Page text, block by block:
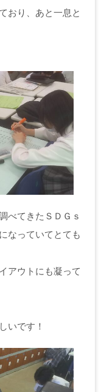
おり、あと一息と
べてきたＳＤＧｓ
なっていてとても
アウトにも凝って
いです！